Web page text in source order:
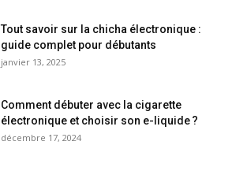
Tout savoir sur la chicha électronique :
guide complet pour débutants
janvier 13, 2025
Comment débuter avec la cigarette
électronique et choisir son e-liquide ?
décembre 17, 2024